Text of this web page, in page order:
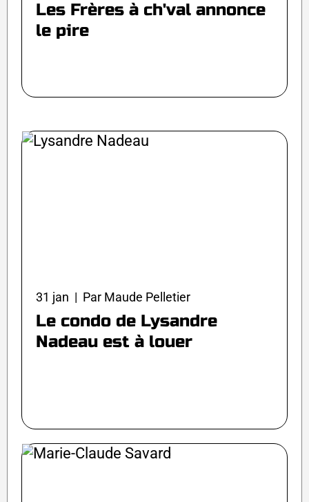
Les Frères à ch'val annonce
le pire
31 jan | Par Maude Pelletier
Le condo de Lysandre
Nadeau est à louer